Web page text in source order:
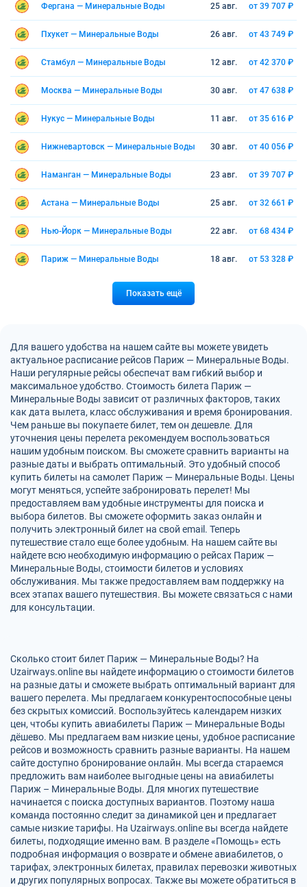
Фергана — Минеральные Воды 25 авг. от 39 707 ₽
Пхукет — Минеральные Воды 26 авг. от 43 749 ₽
Стамбул — Минеральные Воды 12 авг. от 42 370 ₽
Москва — Минеральные Воды 30 авг. от 47 638 ₽
Нукус — Минеральные Воды 11 авг. от 35 616 ₽
Нижневартовск — Минеральные Воды 30 авг. от 40 056 ₽
Наманган — Минеральные Воды 23 авг. от 39 707 ₽
Астана — Минеральные Воды 25 авг. от 32 661 ₽
Нью-Йорк — Минеральные Воды 22 авг. от 68 434 ₽
Париж — Минеральные Воды 18 авг. от 53 328 ₽
Показать ещё
Для вашего удобства на нашем сайте вы можете увидеть
актуальное расписание рейсов Париж — Минеральные Воды.
Наши регулярные рейсы обеспечат вам гибкий выбор и
максимальное удобство. Стоимость билета Париж —
Минеральные Воды зависит от различных факторов, таких
как дата вылета, класс обслуживания и время бронирования.
Чем раньше вы покупаете билет, тем он дешевле. Для
уточнения цены перелета рекомендуем воспользоваться
нашим удобным поиском. Вы сможете сравнить варианты на
разные даты и выбрать оптимальный. Это удобный способ
купить билеты на самолет Париж — Минеральные Воды. Цены
могут меняться, успейте забронировать перелет! Мы
предоставляем вам удобные инструменты для поиска и
выбора билетов. Вы сможете оформить заказ онлайн и
получить электронный билет на свой email. Теперь
путешествие стало еще более удобным. На нашем сайте вы
найдете всю необходимую информацию о рейсах Париж —
Минеральные Воды, стоимости билетов и условиях
обслуживания. Мы также предоставляем вам поддержку на
всех этапах вашего путешествия. Вы можете связаться с нами
для консультации.
Сколько стоит билет Париж — Минеральные Воды? На
Uzairways.online вы найдете информацию о стоимости билетов
на разные даты и сможете выбрать оптимальный вариант для
вашего перелета. Мы предлагаем конкурентоспособные цены
без скрытых комиссий. Воспользуйтесь календарем низких
цен, чтобы купить авиабилеты Париж — Минеральные Воды
дёшево. Мы предлагаем вам низкие цены, удобное расписание
рейсов и возможность сравнить разные варианты. На нашем
сайте доступно бронирование онлайн. Мы всегда стараемся
предложить вам наиболее выгодные цены на авиабилеты
Париж – Минеральные Воды. Для многих путешествие
начинается с поиска доступных вариантов. Поэтому наша
команда постоянно следит за динамикой цен и предлагает
самые низкие тарифы. На Uzairways.online вы всегда найдете
билеты, подходящие именно вам. В разделе «Помощь» есть
подробная информация о возврате и обмене авиабилетов, о
тарифах, электронных билетах, правилах перевозки животных
и других популярных вопросах. Также вы можете обратиться в